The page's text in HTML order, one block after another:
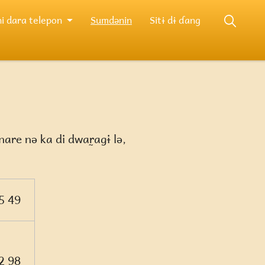
dara telepon Sumdənin Sitɨ dɨ ɗang
nə ka di dwar̰agɨ lə,
49
98